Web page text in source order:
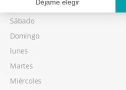
Sábado
Domingo
lunes
Martes
Miércoles